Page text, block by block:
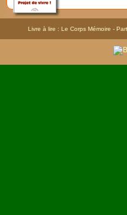
Livre à lire : Le Corps Mémoire -